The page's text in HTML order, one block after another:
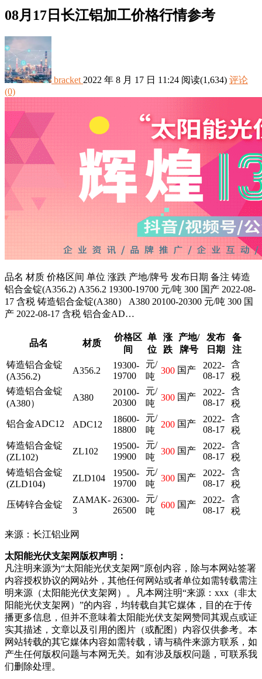
08月17日长江铝加工价格行情参考
bracket 2022 年 8 月 17 日 11:24 阅读(1,634) 评论
(0)
品名 材质 价格区间 单位 涨跌 产地/牌号 发布日期 备注 铸造
铝合金锭(A356.2) A356.2 19300-19700 元/吨 300 国产 2022-08-
17 含税 铸造铝合金锭(A380） A380 20100-20300 元/吨 300 国
产 2022-08-17 含税 铝合金AD…
品名 材质
价格区
间
单
位
涨
跌
产地/
牌号
发布
日期
备
注
铸造铝合金锭
(A356.2)
A356.2
19300-
19700
元/
吨
300 国产
2022-
08-17
含
税
铸造铝合金锭
(A380）
A380
20100-
20300
元/
吨
300 国产
2022-
08-17
含
税
铝合金ADC12 ADC12
18600-
18800
元/
吨
200 国产
2022-
08-17
含
税
铸造铝合金锭
(ZL102)
ZL102
19500-
19900
元/
吨
300 国产
2022-
08-17
含
税
铸造铝合金锭
(ZLD104)
ZLD104
19500-
19700
元/
吨
300 国产
2022-
08-17
含
税
压铸锌合金锭
ZAMAK-
3
26300-
26500
元/
吨
600 国产
2022-
08-17
含
税
来源：长江铝业网
太阳能光伏支架网版权声明：
凡注明来源为“太阳能光伏支架网”原创内容，除与本网站签署
内容授权协议的网站外，其他任何网站或者单位如需转载需注
明来源（太阳能光伏支架网）。凡本网注明“来源：xxx（非太
阳能光伏支架网）”的内容，均转载自其它媒体，目的在于传
播更多信息，但并不意味着太阳能光伏支架网赞同其观点或证
实其描述，文章以及引用的图片（或配图）内容仅供参考。本
网站转载的其它媒体内容如需转载，请与稿件来源方联系，如
产生任何版权问题与本网无关。如有涉及版权问题，可联系我
们删除处理。